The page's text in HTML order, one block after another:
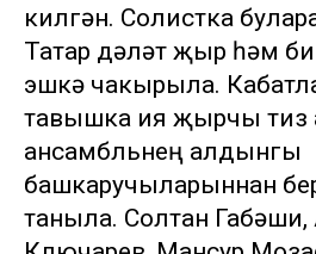
килгән. Солистка
Татар дәүләт җыр һәм
эшкә чакырыла.
тавышка ия җырчы тиз
ансамбльнең алдынгы
башкаручыларыннан
таныла. Солтан Габәши,